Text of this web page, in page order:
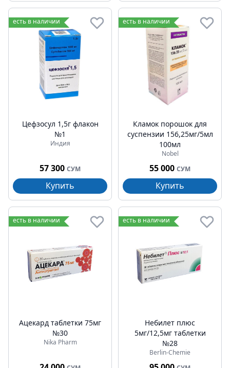
есть в наличии
Цефзосул 1,5г флакон
№1
Индия
57 300 СУМ
Купить
есть в наличии
Кламок порошок для
суспензии 156,25мг/5мл
100мл
Nobel
55 000 СУМ
Купить
есть в наличии
Ацекард таблетки 75мг
№30
Nika Pharm
есть в наличии
Небилет плюс
5мг/12,5мг таблетки
№28
Berlin-Chemie